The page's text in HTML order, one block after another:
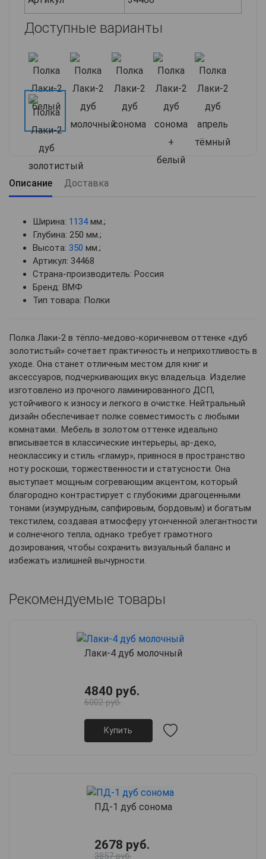
Доступные варианты
Описание Доставка
Ширина: 1134мм.;
Глубина: 250 мм.;
Высота: 350 мм.;
Артикул: 34468
Страна-производитель: Россия
Бренд: ВМФ
Тип товара: Полки
Полка Лаки-2 в тёпло-медово-коричневом оттенке «дуб
золотистый» сочетает практичность и неприхотливость в
уходе. Она станет отличным местом для книг и
аксессуаров, подчеркивающих вкус владельца. Изделие
изготовлено из прочного ламинированного ДСП,
устойчивого к износу и легкого в очистке. Нейтральный
дизайн обеспечивает полке совместимость с любыми
комнатами.. Мебель в золотом оттенке идеально
вписывается в классические интерьеры, ар-деко,
неоклассику и стиль «гламур», привнося в пространство
ноту роскоши, торжественности и статусности. Она
выступает мощным согревающим акцентом, который
благородно контрастирует с глубокими драгоценными
тонами (изумрудным, сапфировым, бордовым) и богатым
текстилем, создавая атмосферу утонченной элегантности
и солнечного тепла, однако требует грамотного
дозирования, чтобы сохранить визуальный баланс и
избежать излишней вычурности.
Рекомендуемые товары
Лаки-4 дуб молочный
4840 руб.
6002 руб.
Купить
ПД-1 дуб сонома
2678 руб.
3857 руб.